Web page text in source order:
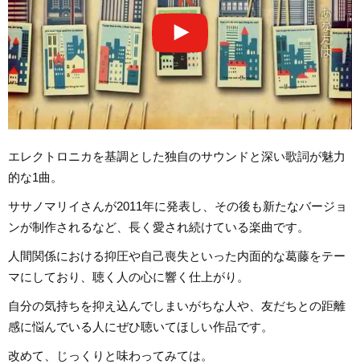
エレクトロニカを基調とした独自のサウンドと深い歌詞が魅力
的な1曲。
ササノマリイさんが2011年に発表し、その後も新たなバージョ
ンが制作されるなど、長く愛され続けている楽曲です。
人間関係における抑圧や自己喪失といった内面的な葛藤をテー
マにしており、聴く人の心に響く仕上がり。
自分の気持ちを抑え込んでしまいがちな人や、友だちとの距離
感に悩んでいる人にぜひ聴いてほしい作品です。
改めて、じっくりと味わってみては。